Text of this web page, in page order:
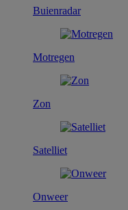
Buienradar
Motregen
Zon
Satelliet
Onweer